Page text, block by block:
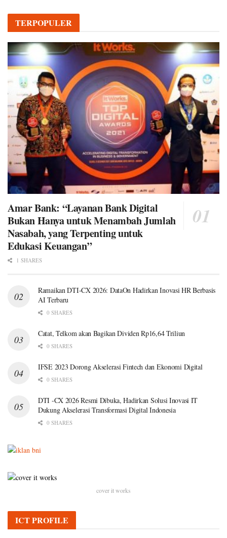
TERPOPULER
Amar Bank: “Layanan Bank Digital
Bukan Hanya untuk Menambah Jumlah
Nasabah, yang Terpenting untuk
Edukasi Keuangan”
1 SHARES
Ramaikan DTI-CX 2026: DataOn Hadirkan Inovasi HR Berbasis
AI Terbaru
0 SHARES
Catat, Telkom akan Bagikan Dividen Rp16,64 Triliun
0 SHARES
IFSE 2023 Dorong Akselerasi Fintech dan Ekonomi Digital
0 SHARES
DTI -CX 2026 Resmi Dibuka, Hadirkan Solusi Inovasi IT
Dukung Akselerasi Transformasi Digital Indonesia
0 SHARES
cover it works
ICT PROFILE